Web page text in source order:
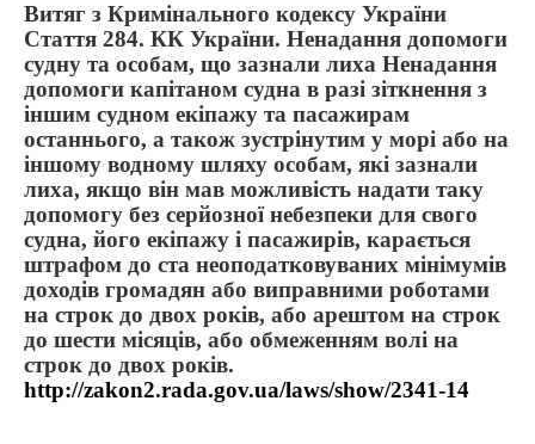
Витяг з Кримінального кодексу України
Стаття 284. КК України. Ненадання допомоги
судну та особам, що зазнали лиха Ненадання
допомоги капітаном судна в разі зіткнення з
іншим судном екіпажу та пасажирам
останнього, а також зустрінутим у морі або на
іншому водному шляху особам, які зазнали
лиха, якщо він мав можливість надати таку
допомогу без серйозної небезпеки для свого
судна, його екіпажу і пасажирів, карається
штрафом до ста неоподатковуваних мінімумів
доходів громадян або виправними роботами
на строк до двох років, або арештом на строк
до шести місяців, або обмеженням волі на
строк до двох років.
http://zakon2.rada.gov.ua/laws/show/2341-14